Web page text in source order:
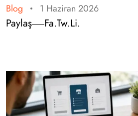
Blog 1 Haziran 2026
Paylaş Fa.Tw.Li.